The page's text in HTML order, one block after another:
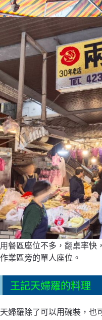
用餐區座位不多，翻桌率快
作業區旁的單人座位。
王記天婦羅的料理
天婦羅除了可以用碗裝，也